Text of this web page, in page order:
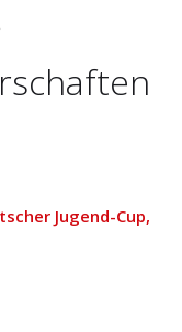
Jugend-Cup,